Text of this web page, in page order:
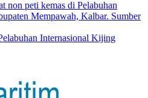
Internasional Kijing